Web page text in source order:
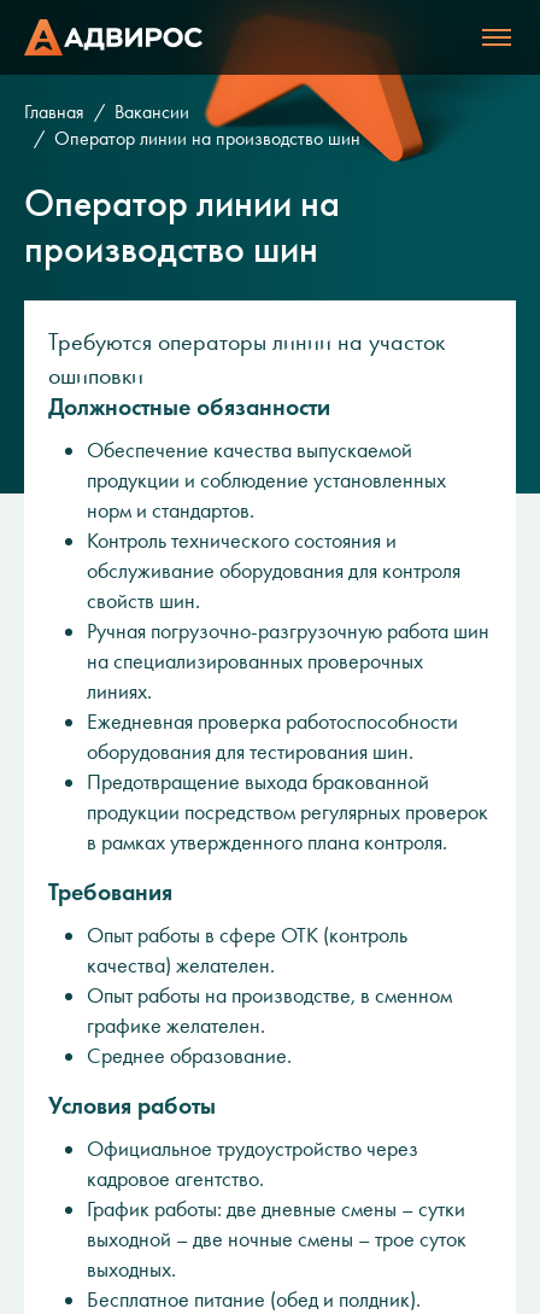
Главная
Вакансии
Оператор линии на производство шин
Оператор линии на
производство шин
Требуются операторы линии на участок
ошиповки
Должностные обязанности
Обеспечение качества выпускаемой
продукции и соблюдение установленных
норм и стандартов.
Контроль технического состояния и
обслуживание оборудования для контроля
свойств шин.
Ручная погрузочно-разгрузочную работа шин
на специализированных проверочных
линиях.
Ежедневная проверка работоспособности
оборудования для тестирования шин.
Предотвращение выхода бракованной
продукции посредством регулярных проверок
в рамках утвержденного плана контроля.
Требования
Опыт работы в сфере ОТК (контроль
качества) желателен.
Опыт работы на производстве, в сменном
графике желателен.
Среднее образование.
Условия работы
Официальное трудоустройство через
кадровое агентство.
График работы: две дневные смены – сутки
выходной – две ночные смены – трое суток
выходных.
Бесплатное питание (обед и полдник).